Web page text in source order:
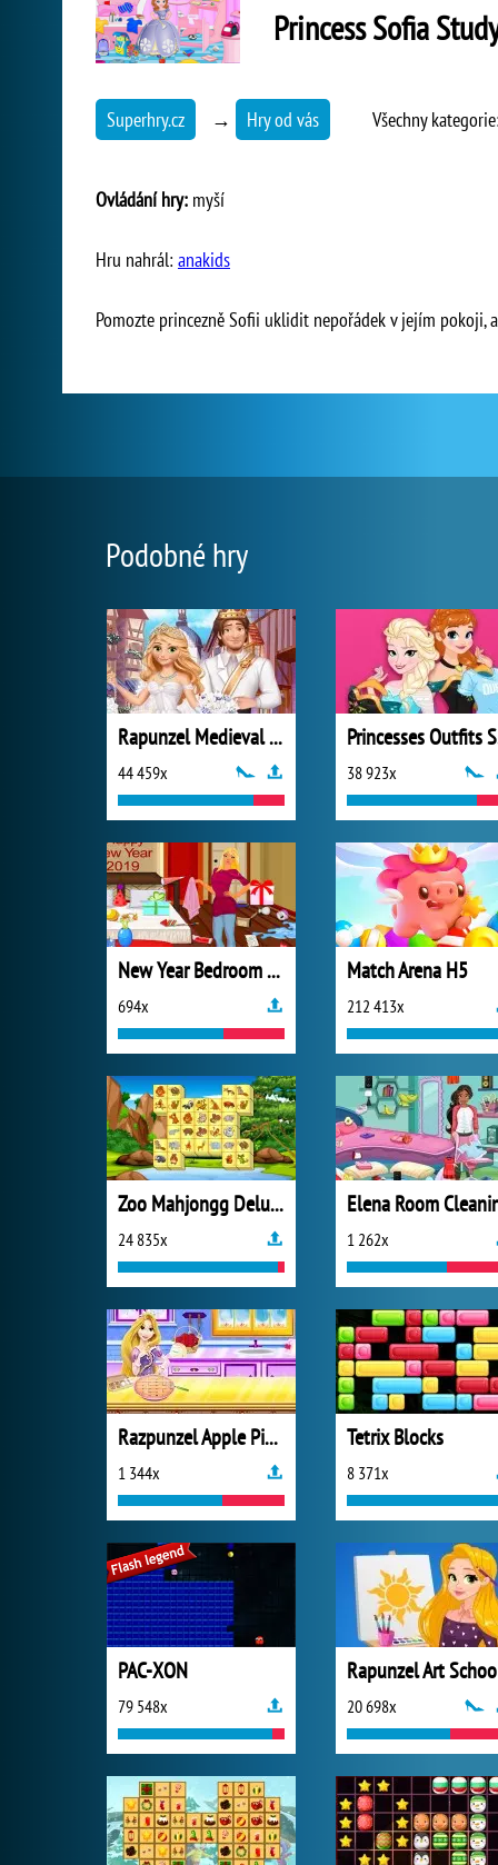
Princess Sofia
Superhry.cz → Hry od vás Všechny
Ovládání hry: myší
Hru nahrál: anakids
Pomozte princezně Sofii uklidit nepořádek v jejím pokoji,
Podobné hry
Rapunzel Medieval Wedding
44 459x 38 923x
New Year Bedroom Cleaning
694x
Match Arena H5
212 413x
Zoo Mahjongg Deluxe
24 835x
Elena Room
1 262x
Razpunzel Apple Pie Recipe
1 344x
Tetrix Blocks
8 371x
PAC-XON
79 548x
Rapunzel Art
20 698x